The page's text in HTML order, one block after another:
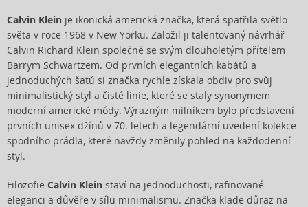
Calvin Klein je ikonická americká značka, která spatřila světlo
světa v roce 1968 v New Yorku. Založil ji talentovaný návrhář
Calvin Richard Klein společně se svým dlouholetým přítelem
Barrym Schwartzem. Od prvních elegantních kabátů a
jednoduchých šatů si značka rychle získala obdiv pro svůj
minimalistický styl a čisté linie, které se staly synonymem
moderní americké módy. Výrazným milníkem bylo představení
prvních unisex džínů v 70. letech a legendární uvedení kolekce
spodního prádla, které navždy změnily pohled na každodenní
styl.
Filozofie Calvin Klein staví na jednoduchosti, rafinované
eleganci a důvěře v sílu minimalismu. Značka klade důraz na